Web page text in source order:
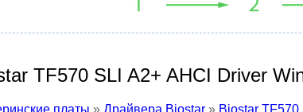
TF570 SLI A2+ AHCI Driver